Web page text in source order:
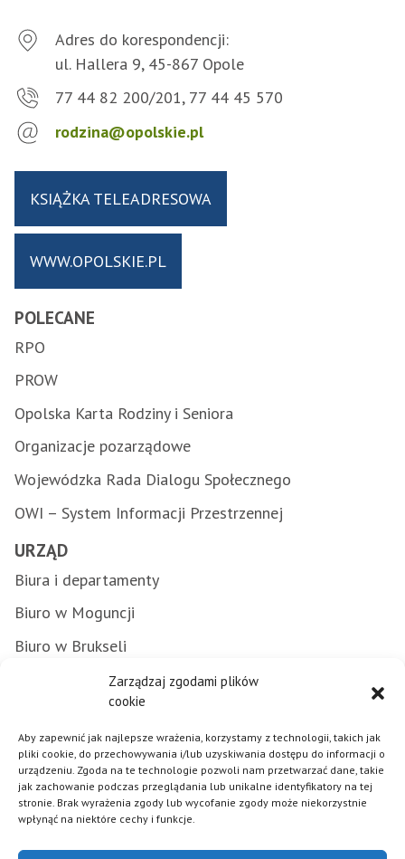
Zarządzaj zgodami plików
cookie
Aby zapewnić jak najlepsze wrażenia, korzystamy z technologii, takich jak
pliki cookie, do przechowywania i/lub uzyskiwania dostępu do informacji o
urządzeniu. Zgoda na te technologie pozwoli nam przetwarzać dane, takie
jak zachowanie podczas przeglądania lub unikalne identyfikatory na tej
stronie. Brak wyrażenia zgody lub wycofanie zgody może niekorzystnie
wpłynąć na niektóre cechy i funkcje.
Adres do korespondencji:
ul. Hallera 9, 45-867 Opole
77 44 82 200/201, 77 44 45 570
rodzina@opolskie.pl
KSIĄŻKA TELEADRESOWA
WWW.OPOLSKIE.PL
POLECANE
RPO
PROW
Opolska Karta Rodziny i Seniora
Organizacje pozarządowe
Wojewódzka Rada Dialogu Społecznego
OWI – System Informacji Przestrzennej
URZĄD
Biura i departamenty
Biuro w Moguncji
Biuro w Brukseli
Załatwianie spraw w urzędzie
Zamówienia publiczne
Punkty Informacyjne FE
Praca w urzędzie